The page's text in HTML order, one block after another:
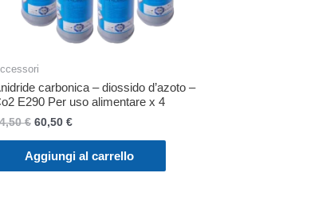
carbonica – diossido d’azoto –
E290 Per uso alimentare x 4
€ Il
era:
60,50 €Il
è:
Aggiungi al carrello